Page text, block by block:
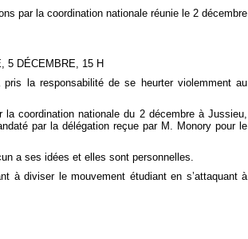
par la coordination nationale réunie le 2 décembre
5 DÉCEMBRE, 15 H
la responsabilité de se heurter violemment au
coordination nationale du 2 décembre à Jussieu,
par la délégation reçue par M. Monory pour le
a ses idées et elles sont personnelles.
à diviser le mouvement étudiant en s’attaquant à